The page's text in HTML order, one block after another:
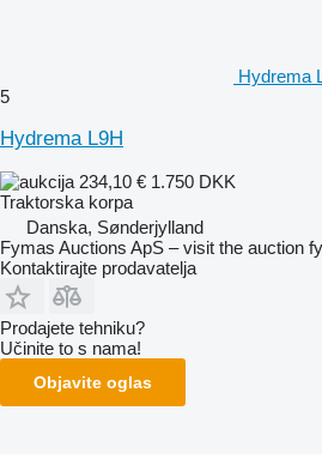
Hydrema
5
Hydrema L9H
234,10 € 1.750 DKK
Traktorska korpa
Danska, Sønderjylland
Fymas Auctions ApS – visit the auction
Kontaktirajte prodavatelja
Prodajete tehniku?
Učinite to s nama!
Objavite oglas